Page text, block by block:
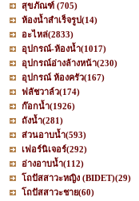
สุขภัณฑ์ (705)
ห้องน้ำสำเร็จรูป(14)
อะไหล่(2833)
อุปกรณ์-ห้องน้ำ(1017)
อุปกรณ์อ่างล้างหน้า(230)
อุปกรณ์ ห้องครัว(167)
ฟลัชวาล์ว(174)
ก๊อกน้ำ(1926)
ถังน้ำ(281)
ส่วนอาบน้ำ(593)
เฟอร์นิเจอร์(292)
อ่างอาบน้ำ(112)
โถปัสสาวะหญิง (BIDET)(29)
โถปัสสาวะชาย(60)